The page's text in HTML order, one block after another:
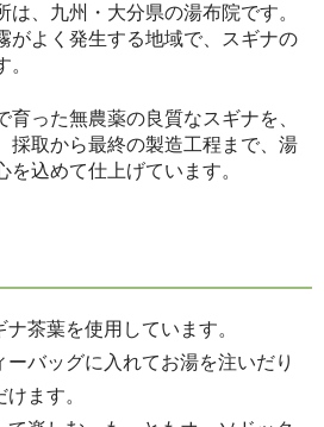
は、九州・大分県の湯布院です。
がよく発生する地域で、スギナの
育った無農薬の良質なスギナを、
採取から最終の製造工程まで、湯
込めて仕上げています。
茶葉を使用しています。
ーバッグに入れてお湯を注いだり
ます。